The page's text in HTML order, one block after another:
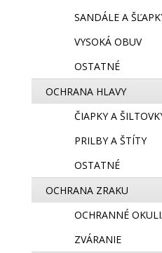
SANDÁLE A
VYSOKÁ OBUV
OSTATNÉ
OCHRANA HLAVY
ČIAPKY A
PRILBY A ŠTÍTY
OSTATNÉ
OCHRANA ZRAKU
OCHRANNÉ
ZVÁRANIE